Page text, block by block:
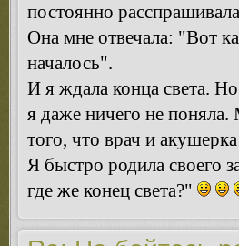
постоянно
Она мне отвечала: "Вот
началось".
И я ждала конца света.
я даже ничего не
того, что врач и
Я быстро родила своего
где же конец света?"